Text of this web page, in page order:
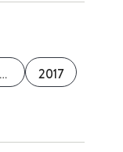
Ullevål universitetssykehus 2017